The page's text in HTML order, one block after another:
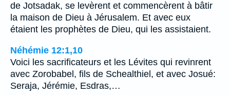
de Jotsadak, se levèrent et commencèrent à bâtir
la maison de Dieu à Jérusalem. Et avec eux
étaient les prophètes de Dieu, qui les assistaient.
Néhémie 12:1,10
Voici les sacrificateurs et les Lévites qui revinrent
avec Zorobabel, fils de Schealthiel, et avec Josué:
Seraja, Jérémie, Esdras,…